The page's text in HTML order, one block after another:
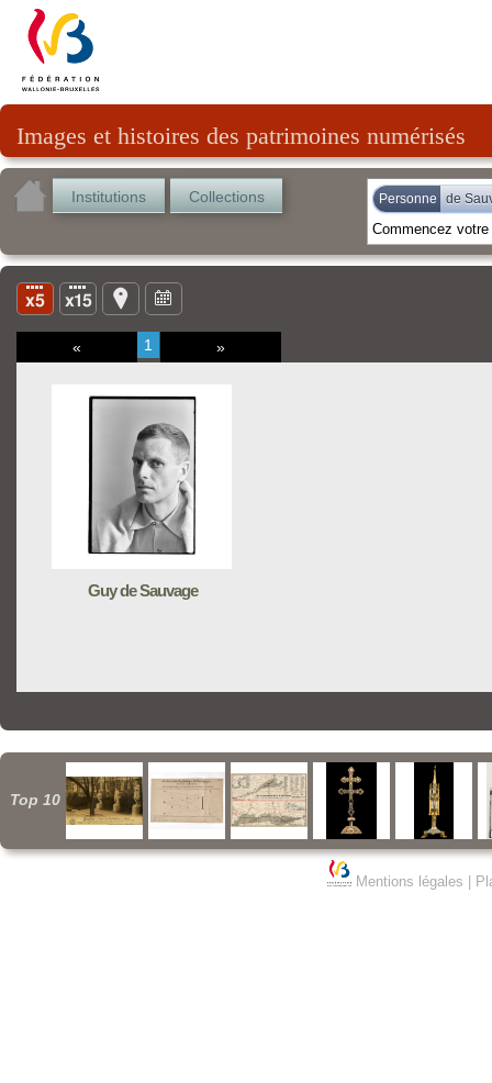
Images et histoires des patrimoines numérisés
Institutions Collections Personne de
« 1 »
Guy de Sauvage
Top 10
Mentions légales